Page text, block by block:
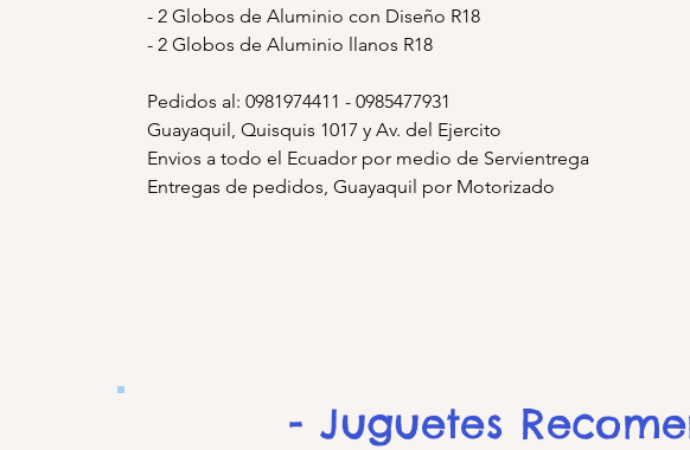
- 2 Globos de Aluminio con Diseño R18
- 2 Globos de Aluminio llanos R18
Pedidos al: 0981974411 - 0985477931
Guayaquil, Quisquis 1017 y Av. del Ejercito
Envios a todo el Ecuador por medio de Servientrega
Entregas de pedidos, Guayaquil por Motorizado
- Juguetes